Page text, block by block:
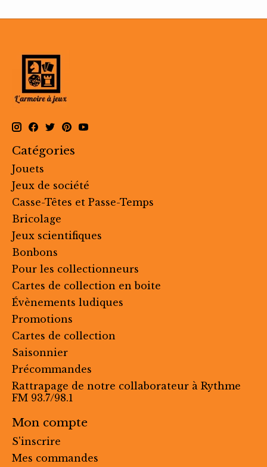
Catégories
Jouets
Jeux de société
Casse-Têtes et Passe-Temps
Bricolage
Jeux scientifiques
Bonbons
Pour les collectionneurs
Cartes de collection en boite
Évènements ludiques
Promotions
Cartes de collection
Saisonnier
Précommandes
Rattrapage de notre collaborateur à Rythme
FM 93.7/98.1
Mon compte
S'inscrire
Mes commandes